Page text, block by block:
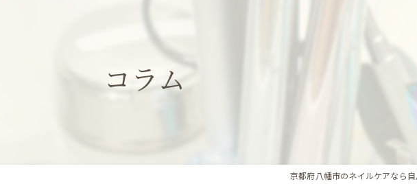
コラム
京都府八幡市のネイルケアなら自